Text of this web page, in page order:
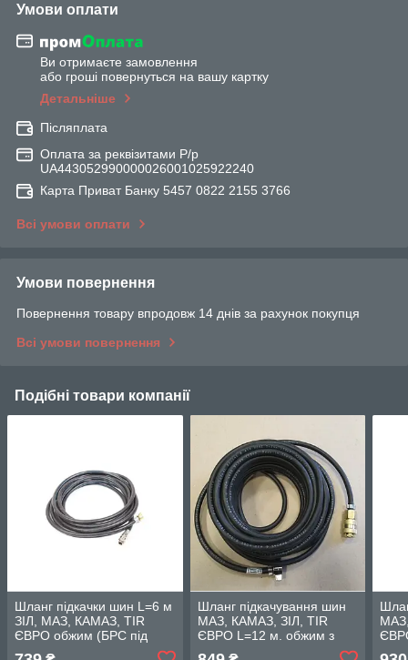
Умови оплати
Ви отримаєте замовлення
або гроші повернуться на вашу картку
Детальніше
Післяплата
Оплата за реквізитами Р/р
UA443052990000026001025922240
Карта Приват Банку 5457 0822 2155 3766
Всі умови оплати
Умови повернення
Повернення товару впродовж 14 днів за рахунок покупця
Всі умови повернення
Подібні товари компанії
Шланг підкачки шин L=6 м
ЗІЛ, МАЗ, КАМАЗ, TIR
ЄВРО обжим (БРС під
Шланг підкачування шин
МАЗ, КАМАЗ, ЗІЛ, TIR
ЄВРО L=12 м. обжим з